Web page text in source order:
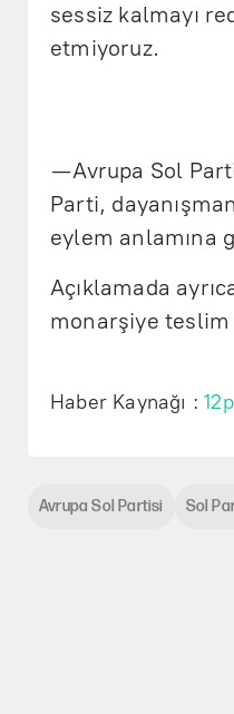
sessiz kalmayı
etmiyoruz.
— Avrupa Sol
Parti,
eylem anlamına
Açıklamada
monarşiye teslim
Haber Kaynağı :
Avrupa Sol Partisi Sol